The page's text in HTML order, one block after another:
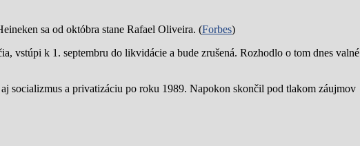
sa od októbra stane Rafael Oliveira. (Forbes)
vstúpi k 1. septembru do likvidácie a bude zrušená. Rozhodlo o tom dnes valné
socializmus a privatizáciu po roku 1989. Napokon skončil pod tlakom záujmov